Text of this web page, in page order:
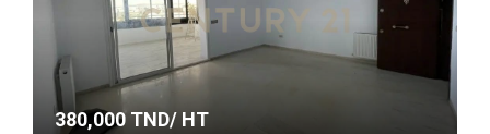
380,000TND/ HT